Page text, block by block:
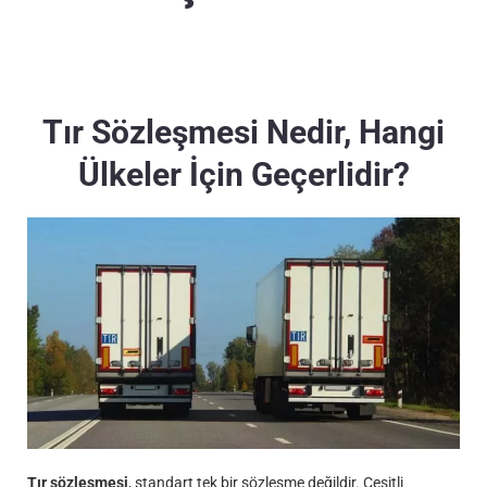
Tır Sözleşmesi Nedir, Hangi
Ülkeler İçin Geçerlidir?
Tır sözleşmesi, standart tek bir sözleşme değildir. Çeşitli